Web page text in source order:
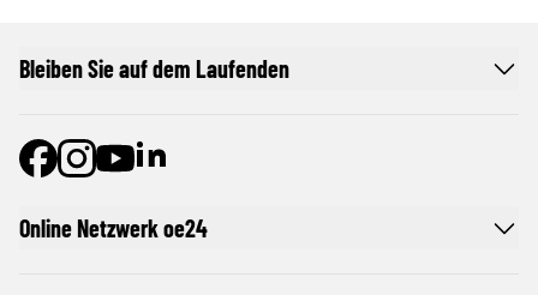
Online Netzwerk oe24
Bleiben Sie auf dem Laufenden